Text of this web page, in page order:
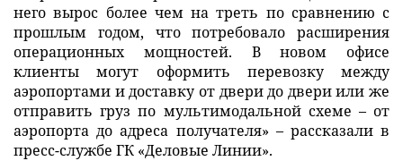
него вырос более чем на треть по сравнению с
прошлым годом, что потребовало расширения
операционных мощностей. В новом офисе
клиенты могут оформить перевозку между
аэропортами и доставку от двери до двери или же
отправить груз по мультимодальной схеме – от
аэропорта до адреса получателя» – рассказали в
пресс-службе ГК «Деловые Линии».